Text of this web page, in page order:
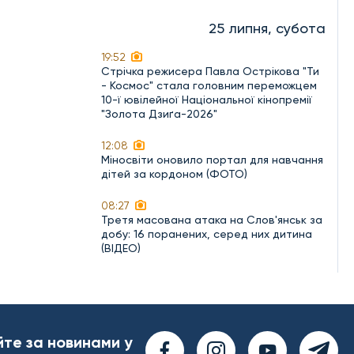
25 липня, субота
19:52
Стрічка режисера Павла Острікова "Ти
- Космос" стала головним переможцем
10-ї ювілейної Національної кінопремії
"Золота Дзиґа-2026"
12:08
Міносвіти оновило портал для навчання
дітей за кордоном (ФОТО)
08:27
Третя масована атака на Слов'янськ за
добу: 16 поранених, серед них дитина
(ВІДЕО)
за новинами у